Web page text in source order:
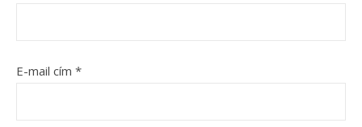
E-mail cím *